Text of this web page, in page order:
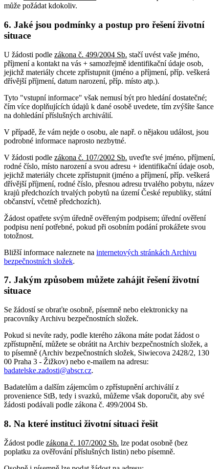
může požádat kdokoliv.
6. Jaké jsou podmínky a postup pro řešení životní
situace
U žádosti podle zákona č. 499/2004 Sb. stačí uvést vaše jméno,
příjmení a kontakt na vás + samozřejmě identifikační údaje osob,
jejichž materiály chcete zpřístupnit (jméno a příjmení, příp. veškerá
dřívější příjmení, datum narození, příp. místo atp.).
Tyto "vstupní informace" však nemusí být pro hledání dostatečné;
čím více doplňujících údajů k dané osobě uvedete, tím zvýšíte šance
na dohledání příslušných archiválií.
V případě, že vám nejde o osobu, ale např. o nějakou událost, jsou
podrobné informace naprosto nezbytné.
V žádosti podle zákona č. 107/2002 Sb. uveďte své jméno, příjmení,
rodné číslo, místo narození a svou adresu + identifikační údaje osob,
jejichž materiály chcete zpřístupnit (jméno a příjmení, příp. veškerá
dřívější příjmení, rodné číslo, přesnou adresu trvalého pobytu, název
krajů předchozích trvalých pobytů na území České republiky, státní
občanství, včetně předchozích).
Žádost opatřete svým úředně ověřeným podpisem; úřední ověření
podpisu není potřebné, pokud při osobním podání prokážete svou
totožnost.
Bližší informace naleznete na internetových stránkách Archivu
bezpečnostních složek.
7. Jakým způsobem můžete zahájit řešení životní
situace
Se žádostí se obraťte osobně, písemně nebo elektronicky na
pracovníky Archivu bezpečnostních složek.
Pokud si nevíte rady, podle kterého zákona máte podat žádost o
zpřístupnění, můžete se obrátit na Archiv bezpečnostních složek, a
to písemně (Archiv bezpečnostních složek, Siwiecova 2428/2, 130
00 Praha 3 - Žižkov) nebo e-mailem na adresu:
badatelske.zadosti@abscr.cz.
Badatelům a dalším zájemcům o zpřístupnění archiválií z
provenience StB, tedy i svazků, můžeme však doporučit, aby své
žádosti podávali podle zákona č. 499/2004 Sb.
8. Na které instituci životní situaci řešit
Žádost podle zákona č. 107/2002 Sb. lze podat osobně (bez
poplatku za ověřování příslušných listin) nebo písemně.